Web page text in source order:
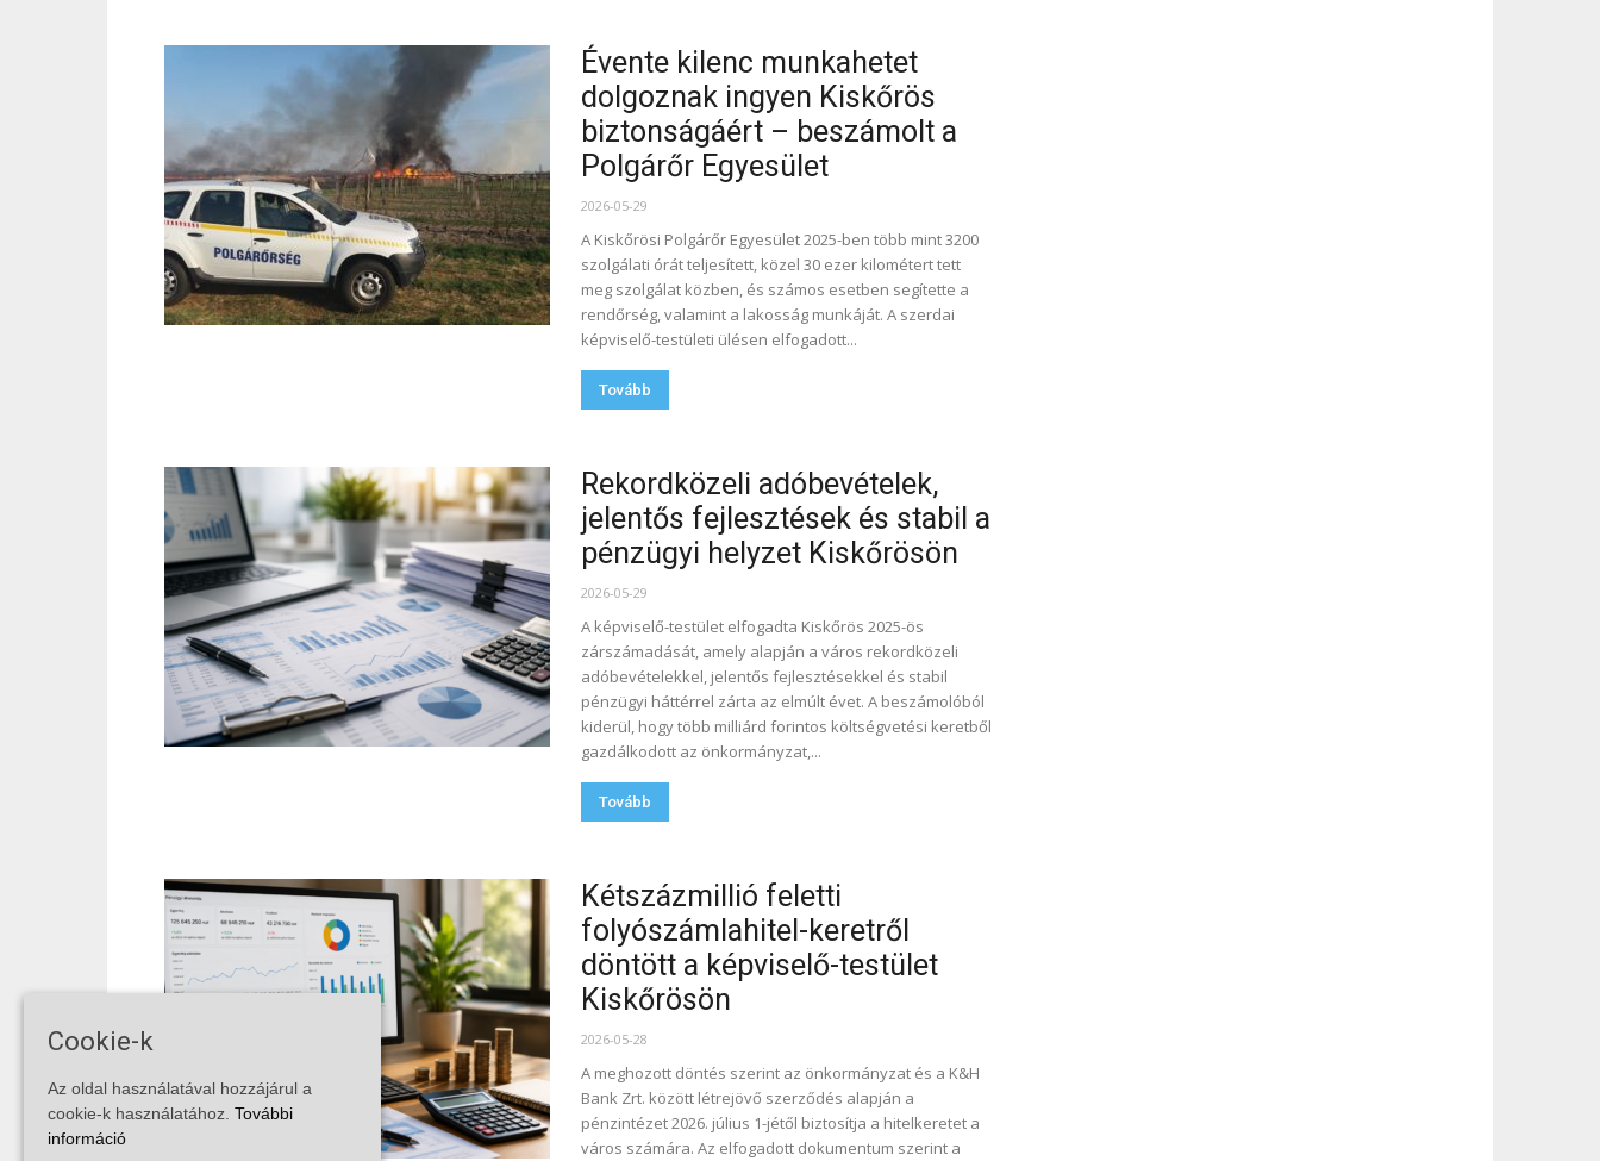
Évente kilenc munkahetet
dolgoznak ingyen Kiskőrös
biztonságáért – beszámolt a
Polgárőr Egyesület
2026-05-29
A Kiskőrösi Polgárőr Egyesület 2025-ben több mint 3200
szolgálati órát teljesített, közel 30 ezer kilométert tett
meg szolgálat közben, és számos esetben segítette a
rendőrség, valamint a lakosság munkáját. A szerdai
képviselő-testületi ülésen elfogadott...
Tovább
Rekordközeli adóbevételek,
jelentős fejlesztések és stabil a
pénzügyi helyzet Kiskőrösön
2026-05-29
A képviselő-testület elfogadta Kiskőrös 2025-ös
zárszámadását, amely alapján a város rekordközeli
adóbevételekkel, jelentős fejlesztésekkel és stabil
pénzügyi háttérrel zárta az elmúlt évet. A beszámolóból
kiderül, hogy több milliárd forintos költségvetési keretből
gazdálkodott az önkormányzat,...
Tovább
Kétszázmillió feletti
folyószámlahitel-keretről
döntött a képviselő-testület
Kiskőrösön
2026-05-28
A meghozott döntés szerint az önkormányzat és a K&H
Bank Zrt. között létrejövő szerződés alapján a
pénzintézet 2026. július 1-jétől biztosítja a hitelkeretet a
város számára. Az elfogadott dokumentum szerint a
Cookie-k
Az oldal használatával hozzájárul a
cookie-k használatához. További
információ